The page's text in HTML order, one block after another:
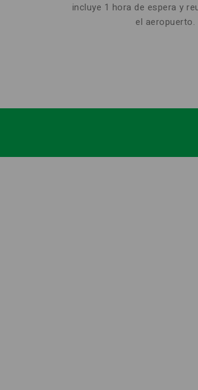
incluye 1 hora de espera y
el aeropuerto.